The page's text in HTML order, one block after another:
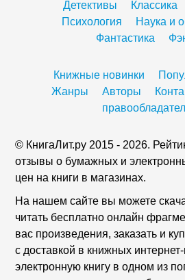
Детективы
Классика
Психология
Наука и
Фантастика
Книжные новинки
Жанры
Авторы
© КнигаЛит.ру 2015 - 2026.
отзывы о бумажных и
цен на книги в магазинах.
На нашем сайте вы можете
читать бесплатно онлайн
вас произведения, заказать и
с доставкой в книжных
электронную книгу в одном из